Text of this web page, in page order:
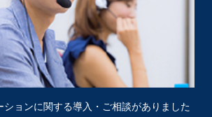
ションに関する導入・ご相談がありました